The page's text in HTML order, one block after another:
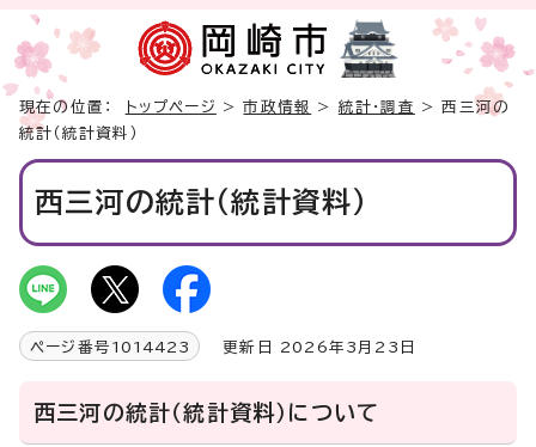
現在の位置： トップページ >市政情報 > 統計・調査
> 西三河の
統計（統計資料）
西三河の統計（統計資料）
ページ番号 1014423 更新日 2026年3月23日
西三河の統計（統計資料）について